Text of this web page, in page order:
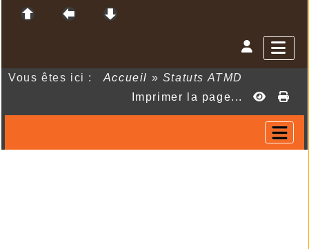
Vous êtes ici : Accueil » Statuts ATMD
Imprimer la page...